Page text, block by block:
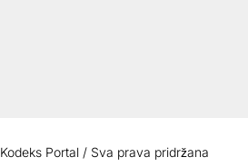
Portal / Sva prava pridržana